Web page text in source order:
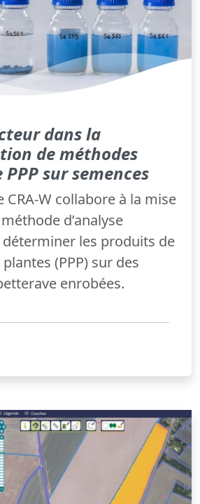
dans la
de méthodes
sur semences
CRA-W collabore à la mise
d’analyse
les produits de
(PPP) sur des
enrobées.